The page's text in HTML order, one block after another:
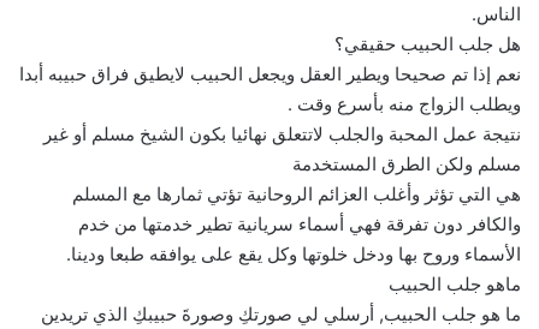
الناس.
هل جلب الحبيب حقيقي؟
نعم إذا تم صحيحا ويطير العقل ويجعل الحبيب لايطيق فراق حبيبه أبدا
ويطلب الزواج منه بأسرع وقت .
نتيجة عمل المحبة والجلب لاتتعلق نهائيا بكون الشيخ مسلم أو غير
مسلم ولكن الطرق المستخدمة
هي التي تؤثر وأغلب العزائم الروحانية تؤتي ثمارها مع المسلم
والكافر دون تفرقة فهي أسماء سريانية تطير خدمتها من خدم
الأسماء وروح بها ودخل خلوتها وكل يقع على يوافقه طبعا ودينا.
ماهو جلب الحبيب
ما هو جلب الحبيب, أرسلي لي صورتكِ وصورةَ حبيبكِ الذي تريدين